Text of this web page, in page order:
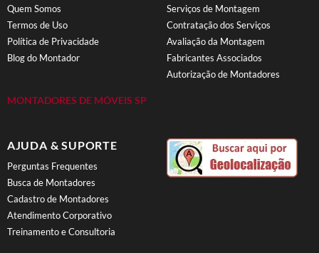
Quem Somos
Termos de Uso
Política de Privacidade
Blog do Montador
MONTADORES DE MÓVEIS SP
Serviços de Montagem
Contratação dos Serviços
Avaliação da Montagem
Fabricantes Associados
Autorização de Montadores
AJUDA & SUPORTE
Perguntas Frequentes
Busca de Montadores
Cadastro de Montadores
Atendimento Corporativo
Treinamento e Consultoria